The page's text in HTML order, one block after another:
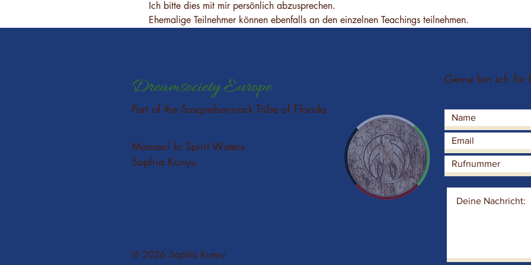
Ich bitte dies mit mir persönlich abzusprechen.
Ehemalige Teilnehmer können ebenfalls an den einzelnen Teachings teilnehmen.
Dreamsociety Europe
Part of the Susquehannock Tribe of Florida
Gerne bin ich für
Mamani In Spirit Waters
Sophia Kunyu
© 2026 Sophia Kunyu